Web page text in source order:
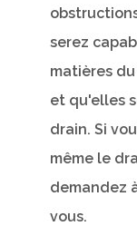
serez
matières
et qu'elles
drain. Si
même le
demandez
vous.